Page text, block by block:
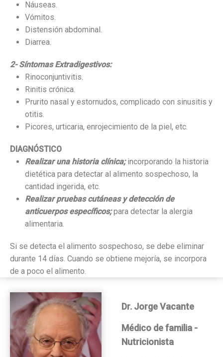
Náuseas.
Vómitos.
Distensión abdominal.
Diarrea.
2- Síntomas Extradigestivos:
Rinoconjuntivitis.
Rinitis crónica.
Prurito nasal y estornudos, complicado con sinusitis y
otitis.
Picores, urticaria, enrojecimiento de la piel, etc.
DIAGNÓSTICO
Realizar una historia clínica;incorporando la historia
dietética para detectar al alimento sospechoso, la
cantidad ingerida, etc.
Realizar pruebas cutáneas y detección de
anticuerpos específicos; para detectar la alergia
alimentaria.
Si se detecta el alimento sospechoso, se debe eliminar
durante 14 días. Cuando se obtiene mejoría, se incorpora
de a poco el alimento.
Dr. Jorge Vacante
Médico de familia -
Nutricionista